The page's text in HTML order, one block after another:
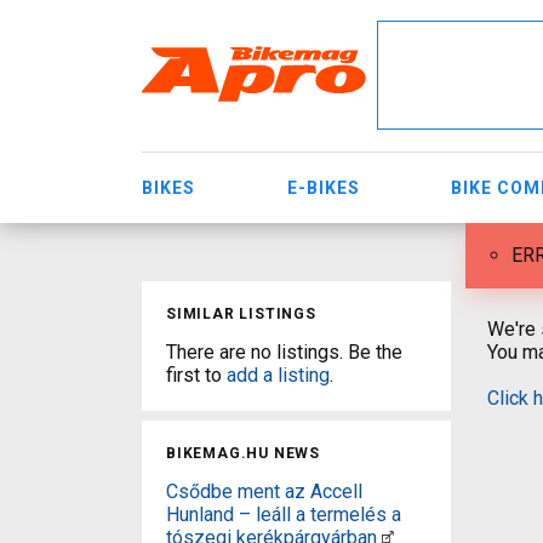
BIKES E-BIKES BIKE
SIMILAR LISTINGS
There are no listings. Be the
first to add a listing.
BIKEMAG.HU NEWS
Csődbe ment az Accell
Hunland – leáll a termelés a
tószegi kerékpárgyárban
We're
You
Click